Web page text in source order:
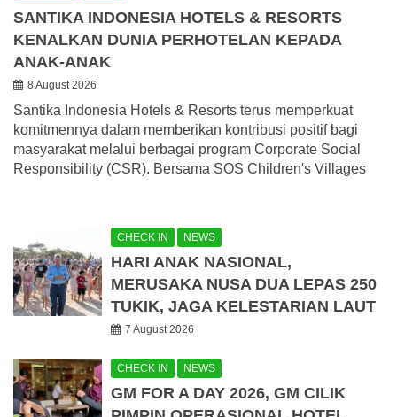
SANTIKA INDONESIA HOTELS & RESORTS
KENALKAN DUNIA PERHOTELAN KEPADA
ANAK-ANAK
8 August 2026
Santika Indonesia Hotels & Resorts terus memperkuat
komitmennya dalam memberikan kontribusi positif bagi
masyarakat melalui berbagai program Corporate Social
Responsibility (CSR). Bersama SOS Children's Villages
CHECK IN NEWS
HARI ANAK NASIONAL,
MERUSAKA NUSA DUA LEPAS 250
TUKIK, JAGA KELESTARIAN LAUT
7 August 2026
CHECK IN NEWS
GM FOR A DAY 2026, GM CILIK